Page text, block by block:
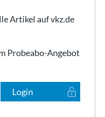
Artikel auf vkz.de
Probeabo-Angebot
Login